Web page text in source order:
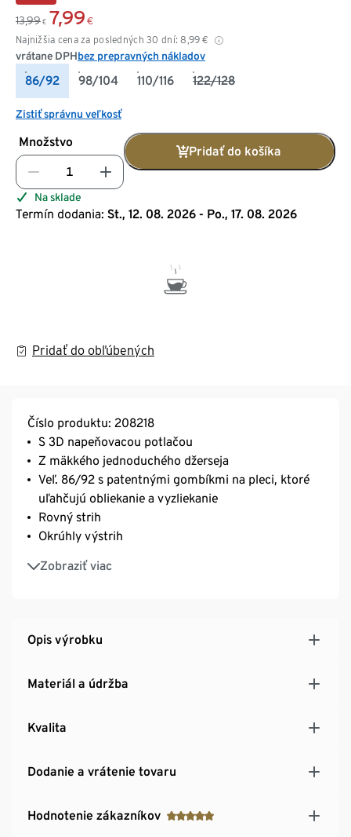
13,99 € 7,99 €
Najnižšia cena za posledných 30 dní: 8,99 €
vrátane DPHbez prepravných nákladov
86/92 98/104 110/116 122/128
Zistiť správnu veľkosť
Množstvo
Pridať do košíka
Na sklade
Termín dodania: St., 12. 08. 2026 - Po., 17. 08. 2026
Pridať do obľúbených
Číslo produktu: 208218
S 3D napeňovacou potlačou
Z mäkkého jednoduchého džerseja
Veľ. 86/92 s patentnými gombíkmi na pleci, ktoré
uľahčujú obliekanie a vyzliekanie
Rovný strih
Okrúhly výstrih
Zobraziť viac
Mäkká zmes bavlny a viskózy
Opis výrobku
Materiál a údržba
Kvalita
Dodanie a vrátenie tovaru
Hodnotenie zákazníkov